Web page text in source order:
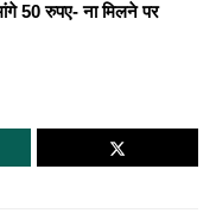
50 रुपए- ना मिलने पर